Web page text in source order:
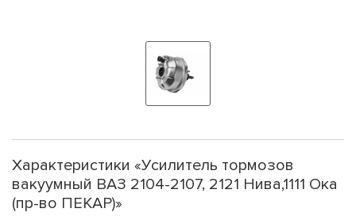
Характеристики «Усилитель тормозов
вакуумный ВАЗ 2104-2107, 2121 Нива,1111 Ока
(пр-во ПЕКАР)»